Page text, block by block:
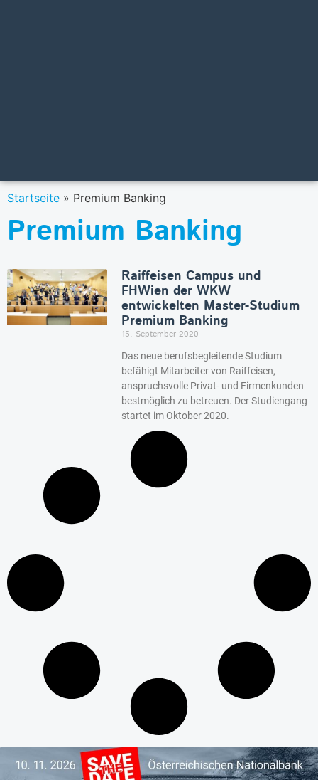
Startseite » Premium Banking
Premium Banking
Raiffeisen Campus und
FHWien der WKW
entwickelten Master-Studium
Premium Banking
15. September 2020
Das neue berufsbegleitende Studium
befähigt Mitarbeiter von Raiffeisen,
anspruchsvolle Privat- und Firmenkunden
bestmöglich zu betreuen. Der Studiengang
startet im Oktober 2020.